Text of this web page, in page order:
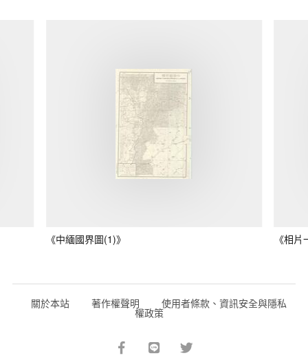
《中緬國界圖(1)》 《相
關於本站 著作權聲明 使用者條款、資訊安全與隱私
權政策